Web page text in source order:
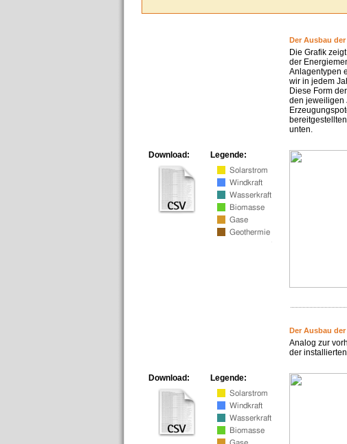
Der Ausbau
Die Grafik
der
Anlagentypen
wir in jedem
Diese Form
den jeweiligen
unten.
Legende:
Download:
Der Ausbau
Analog zur
der
Legende:
Download: